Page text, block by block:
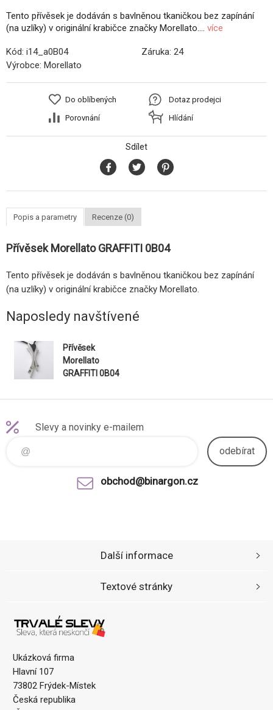
Tento přívěsek je dodáván s bavlněnou tkaničkou bez zapínání
(na uzlíky) v originální krabičce značky Morellato.... více
Kód: i14_a0B04 Záruka: 24
Výrobce: Morellato
Do oblíbených
Porovnání
Dotaz prodejci
Hlídání
Sdílet
Popis a parametry Recenze (0)
Přívěsek Morellato GRAFFITI 0B04
Tento přívěsek je dodáván s bavlněnou tkaničkou bez zapínání
(na uzlíky) v originální krabičce značky Morellato.
Naposledy navštívené
Přívěsek
Morellato
GRAFFITI 0B04
Slevy a novinky e-mailem
odebírat
obchod@binargon.cz
Ukázková firma
Hlavní 107
73802 Frýdek-Místek
Česká republika
Další informace
Textové stránky